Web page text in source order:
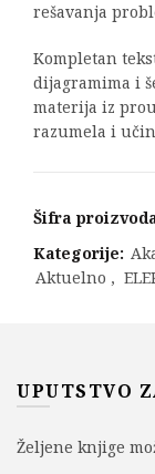
rešavanja
Kompletan
dijagramima i
materija iz
razumela i
Šifra
Kategorije:
Aktuelno ,
UPUTSTVO
Željene knjige